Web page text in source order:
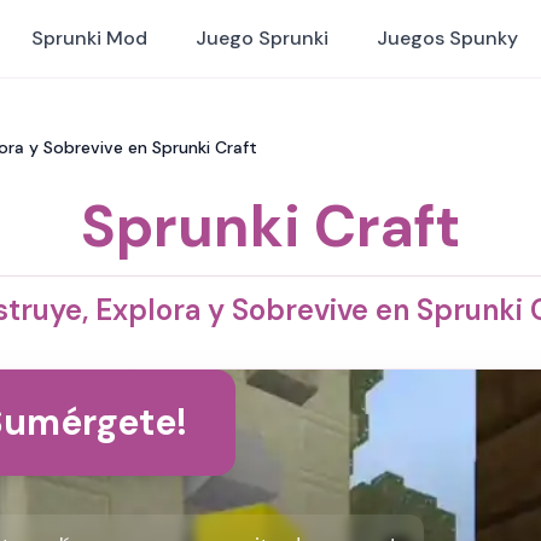
Sprunki Mod Juego Sprunki Juegos Spunky
y Sobrevive en Sprunki Craft
Sprunki Craft
Explora y Sobrevive en Sprunki